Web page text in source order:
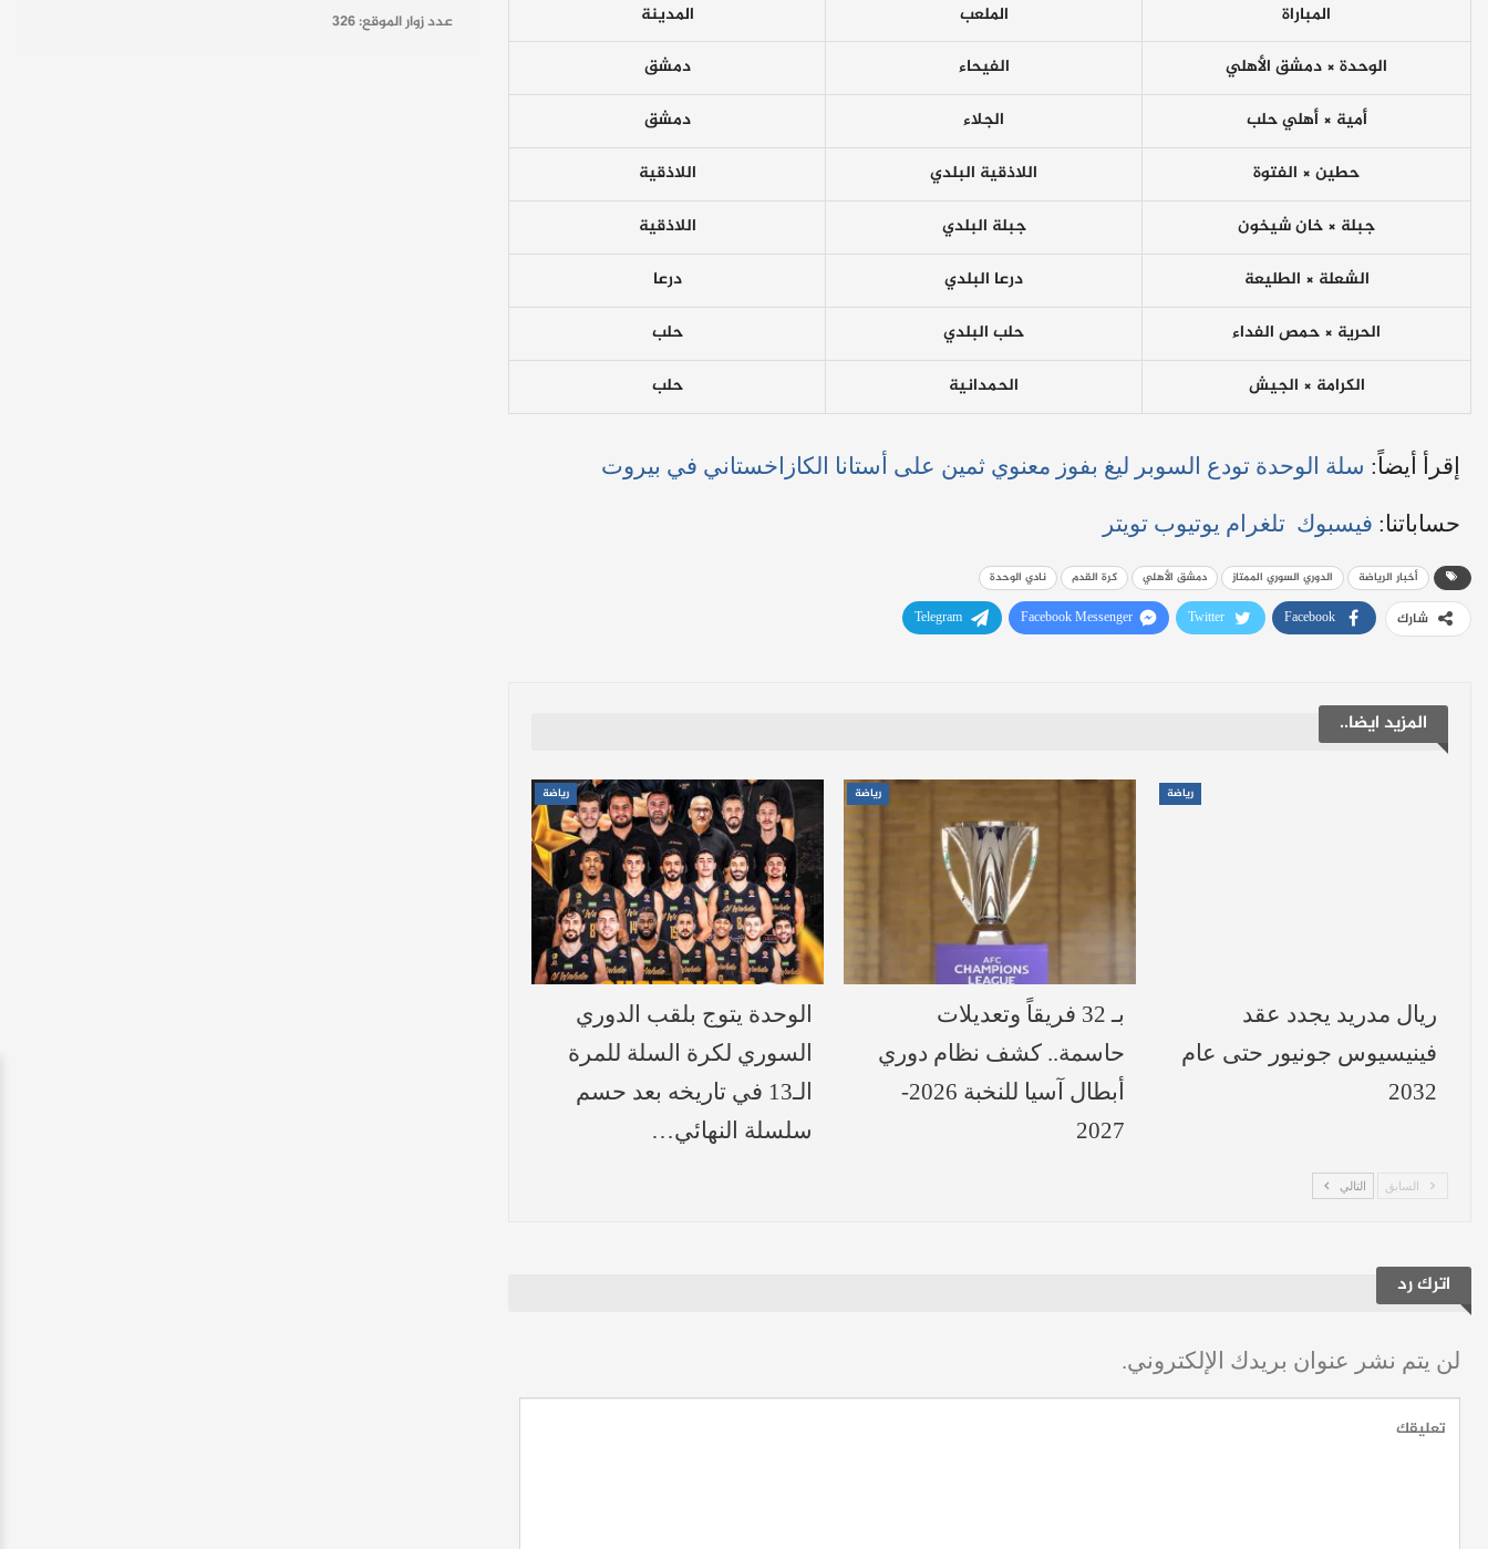
المباراة الملعب
المدينة
الوحدة × دمشق الأهلي
الفيحاء
دمشق
أمية × أهلي حلب
الجلاء
دمشق
حطين × الفتوة
اللاذقية البلدي
اللاذقية
جبلة × خان شيخون
جبلة البلدي
اللاذقية
الشعلة × الطليعة
درعا البلدي
درعا
الحرية × حمص الفداء
حلب البلدي
حلب
الكرامة × الجيش
الحمدانية حلب
إقرأ أيضاً: سلة الوحدة تودع السوبر ليغ بفوز معنوي ثمين على أستانا الكازاخستاني في بيروت
حساباتنا: فيسبوك تلغرام يوتيوب تويتر
أخبار الرياضة الدوري السوري الممتاز دمشق الأهلي كرة القدم نادي الوحدة
شارك Facebook
Twitter
Facebook Messenger
Telegram
المزيد ايضا..
رياضة
ريال مدريد يجدد عقد
فينيسيوس جونيور حتى عام
2032
رياضة
بـ 32 فريقاً وتعديلات
حاسمة.. كشف نظام دوري
أبطال آسيا للنخبة 2026-
2027
رياضة
الوحدة يتوج بلقب الدوري
السوري لكرة السلة للمرة
الـ13 في تاريخه بعد حسم
سلسلة النهائي…
السابق التالي
اترك رد
لن يتم نشر عنوان بريدك الإلكتروني.
عدد زوار الموقع:326